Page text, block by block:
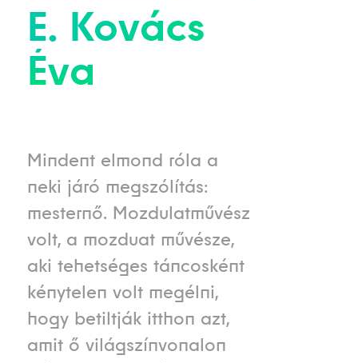
E. Kovács
Éva
Mindent elmond róla a
neki járó megszólítás:
mesternő. Mozdulatművész
volt, a mozduat művésze,
aki tehetséges táncosként
kénytelen volt megélni,
hogy betiltják itthon azt,
amit ő világszínvonalon